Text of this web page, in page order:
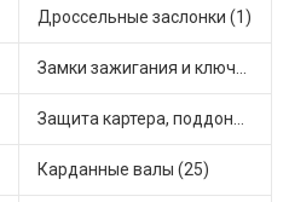
Дроссельные заслонки (1)
Замки зажигания и ключи (11)
Защита картера, поддона, КПП (3)
Карданные валы (25)